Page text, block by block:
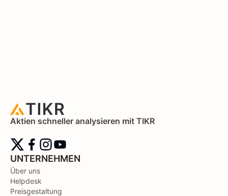
Aktien schneller analysieren mit TIKR
UNTERNEHMEN
Über uns
Helpdesk
Preisgestaltung